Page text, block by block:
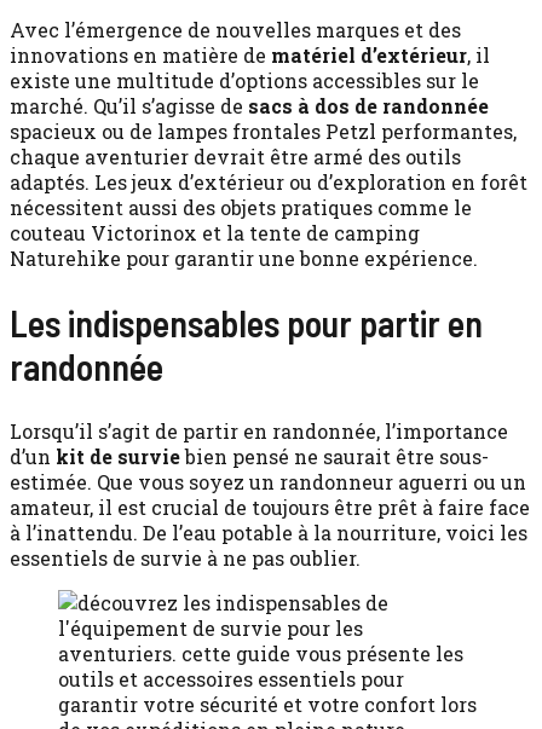
Avec l’émergence de nouvelles marques et des
innovations en matière de matériel d’extérieur, il
existe une multitude d’options accessibles sur le
marché. Qu’il s’agisse de sacs à dos de randonnée
spacieux ou de lampes frontales Petzl performantes,
chaque aventurier devrait être armé des outils
adaptés. Les jeux d’extérieur ou d’exploration en forêt
nécessitent aussi des objets pratiques comme le
couteau Victorinox et la tente de camping
Naturehike pour garantir une bonne expérience.
Les indispensables pour partir en
randonnée
Lorsqu’il s’agit de partir en randonnée, l’importance
d’un kit de surviebien pensé ne saurait être sous-
estimée. Que vous soyez un randonneur aguerri ou un
amateur, il est crucial de toujours être prêt à faire face
à l’inattendu. De l’eau potable à la nourriture, voici les
essentiels de survie à ne pas oublier.